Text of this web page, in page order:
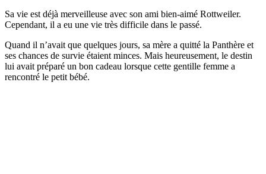
Sa vie est déjà merveilleuse avec son ami bien-aimé Rottweiler.
Cependant, il a eu une vie très difficile dans le passé.
Quand il n’avait que quelques jours, sa mère a quitté la Panthère et
ses chances de survie étaient minces. Mais heureusement, le destin
lui avait préparé un bon cadeau lorsque cette gentille femme a
rencontré le petit bébé.